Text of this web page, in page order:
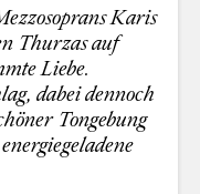
Karis
Thurzas auf
Liebe.
dabei dennoch
Tongebung